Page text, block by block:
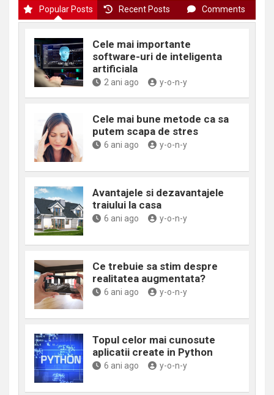
Popular Posts Recent Posts Comments
Cele mai importante
software-uri de inteligenta
artificiala
2 ani ago y-o-n-y
Cele mai bune metode ca sa
putem scapa de stres
6 ani ago y-o-n-y
Avantajele si dezavantajele
traiului la casa
6 ani ago y-o-n-y
Ce trebuie sa stim despre
realitatea augmentata?
6 ani ago y-o-n-y
Topul celor mai cunosute
aplicatii create in Python
6 ani ago y-o-n-y